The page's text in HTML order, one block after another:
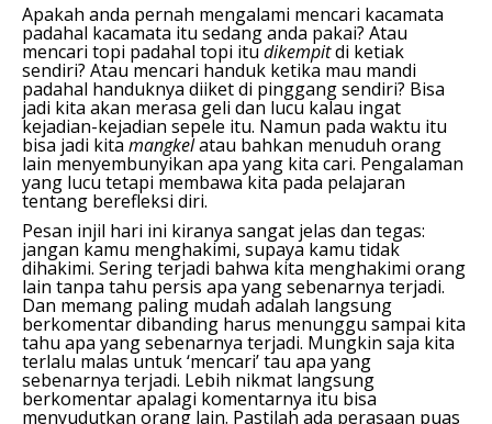
Apakah anda pernah mengalami mencari kacamata
padahal kacamata itu sedang anda pakai? Atau
mencari topi padahal topi itudikempitdi ketiak
sendiri? Atau mencari handuk ketika mau mandi
padahal handuknya diiket di pinggang sendiri? Bisa
jadi kita akan merasa geli dan lucu kalau ingat
kejadian-kejadian sepele itu. Namun pada waktu itu
bisa jadi kita mangkelatau bahkan menuduh orang
lain menyembunyikan apa yang kita cari. Pengalaman
yang lucu tetapi membawa kita pada pelajaran
tentang berefleksi diri.
Pesan injil hari ini kiranya sangat jelas dan tegas:
jangan kamu menghakimi, supaya kamu tidak
dihakimi. Sering terjadi bahwa kita menghakimi orang
lain tanpa tahu persis apa yang sebenarnya terjadi.
Dan memang paling mudah adalah langsung
berkomentar dibanding harus menunggu sampai kita
tahu apa yang sebenarnya terjadi. Mungkin saja kita
terlalu malas untuk ‘mencari’ tau apa yang
sebenarnya terjadi. Lebih nikmat langsung
berkomentar apalagi komentarnya itu bisa
menyudutkan orang lain. Pastilah ada perasaan puas